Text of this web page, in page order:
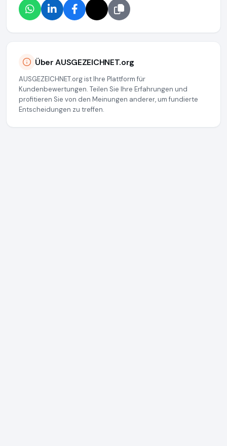
Über AUSGEZEICHNET.org
AUSGEZEICHNET.org ist Ihre Plattform für
Kundenbewertungen. Teilen Sie Ihre Erfahrungen und
profitieren Sie von den Meinungen anderer, um fundierte
Entscheidungen zu treffen.